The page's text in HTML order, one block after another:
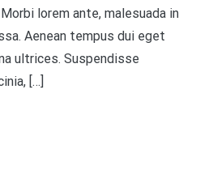
lorem ante, malesuada in
Aenean tempus dui eget
ultrices. Suspendisse
[…]